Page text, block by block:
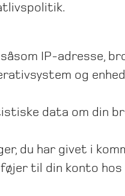
IP-adresse,
og
data om din
du har givet i
til din konto hos